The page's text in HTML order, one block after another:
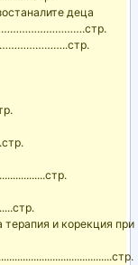
деца
терапия и корекция при